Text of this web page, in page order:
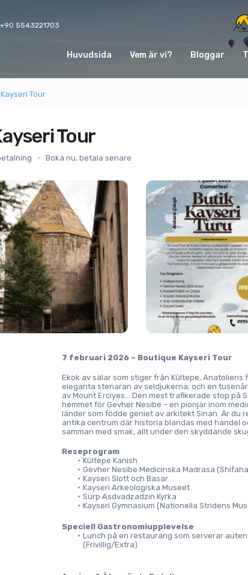
+90 5543221703
Huvudsida Vem är vi? Bloggar
Tour
Tour
Boka nu, betala senare
7 februari 2026 – Boutique Kayseri Tour
Ekok av sälar som stiger från Kültepe, Anatoliens
eleganta stenaran av seldjukerna; och en
av Mount Erciyes... Den mest trafikerade stop på
hemmet för Gevher Nesibe – en pionjär inom
länder som födde geniet av arkitekt Sinan. Är du
antika centrum där historia blandas med handel
samman med smak, allt under den skyddande
Reseprogram
Kültepe Kanish
Gevher Nesibe Medicinska Madrasa
Kayseri Slott och Basar
Kayseri Arkeologiska Museet
Surp Asdvadzadzin Kyrka
Kayseri Gymnasium (Nationella Stridens
Speciell Gastronomiupplevelse
Lunch på en restaurang som serverar
(Frivillig/Extra)